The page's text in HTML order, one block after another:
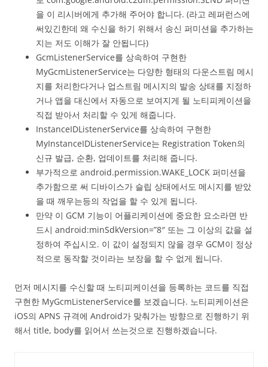
을 이 리시버에게 추가해 주어야 합니다. (라고 레퍼런스에
써있긴한데 왜 수신을 하기 위해서 송신 퍼미션을 추가하는
지는 저도 이해가 잘 안됩니다)
GcmListenerService를 상속하여 구현한
MyGcmListenerService는 다양한 형태의 다운스트림 메시
지를 처리한다거나 업스트림 메시지의 발송 상태를 지정하
거나 앱을 대신에서 자동으로 보여지게 될 노티피케이션을
직접 받아서 처리할 수 있게 해줍니다.
InstanceIDListenerService를 상속하여 구현한
MyInstanceIDListenerService는 Registration Token의
신규 발급, 순환, 업데이트를 처리해 줍니다.
부가적으로 android.permission.WAKE_LOCK 퍼미션을
추가함으로 써 디바이스가 슬립 상태에서도 메시지를 받았
을 때 깨우는등의 작업을 할 수 있게 됩니다.
만약 이 GCM 기능이 어플리케이션에 중요한 요소라면 반
드시 android:minSdkVersion=”8″ 또는 그 이상의 값을 설
정하여 주십시오. 이 값이 설정되지 않을 경우 GCM이 정상
적으로 동작할 것이라는 보장을 할 수 없게 됩니다.
먼저 메시지를 수신할 때 노티피케이션을 등록하는 코드를 직접
구현한 MyGcmListenerService를 보겠습니다. 노티피케이션은
iOS의 APNS 규격에 Android가 맞춰가는 방향으로 진행하기 위
해서 title, body를 읽어서 쓰는것으로 진행하겠습니다.